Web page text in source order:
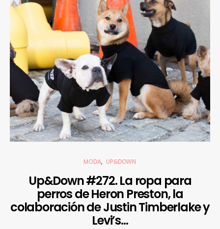
MODA UP&DOWN
Up&Down #272. La ropa para
perros de Heron Preston, la
colaboración de Justin Timberlake y
Levi’s…